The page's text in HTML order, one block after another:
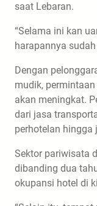
saat Lebaran.
“Selama ini kan
harapannya
Dengan
mudik,
akan meningkat.
dari jasa
perhotelan hingga
Sektor pariwisata
dibanding dua
okupansi hotel di